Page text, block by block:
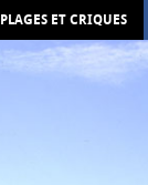
PLAGES ET CRIQUES